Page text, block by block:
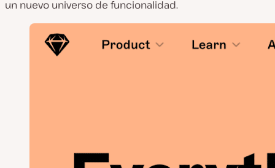
un nuevo universo de funcionalidad.